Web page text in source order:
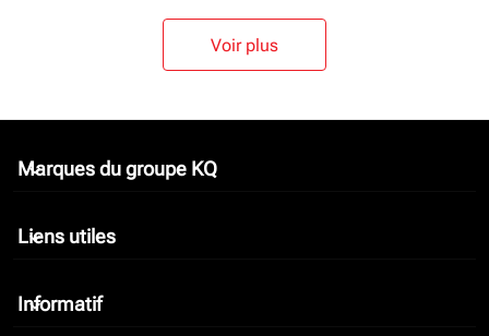
Voir plus
Marques du groupe KQ
keyboard_arrow_down
Liens utiles
keyboard_arrow_down
Informatif
keyboard_arrow_down